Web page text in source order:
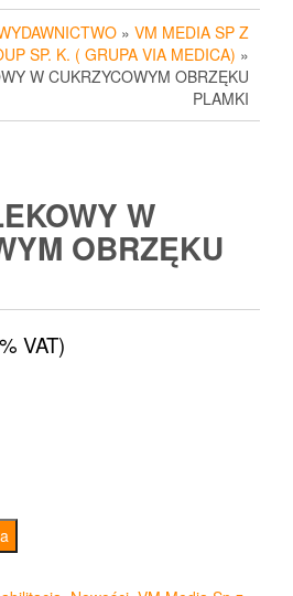
» VM MEDIA SP Z
SP. K. ( GRUPA VIA MEDICA) »
W CUKRZYCOWYM OBRZĘKU
PLAMKI
W
OBRZĘKU
VAT)